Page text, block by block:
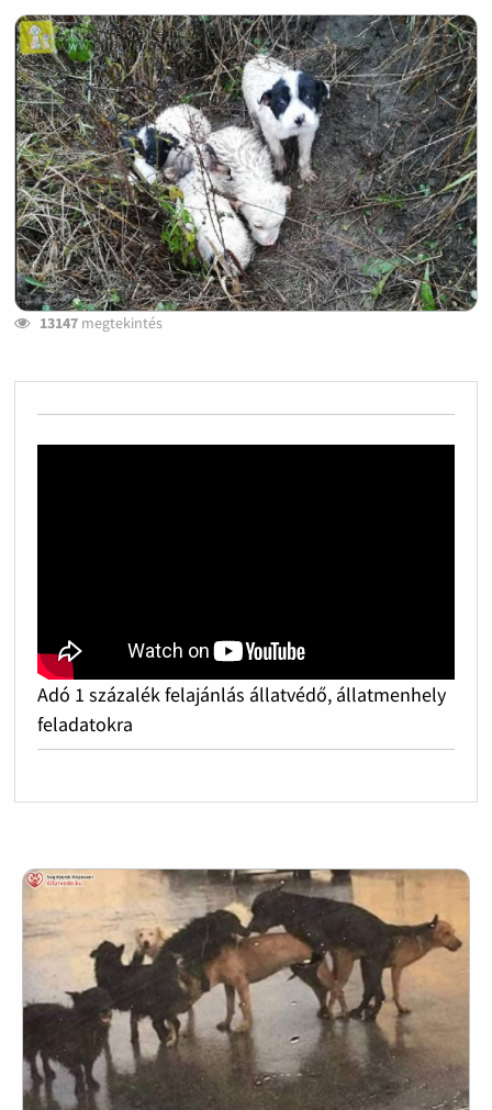
13147megtekintés
Adó 1 százalék felajánlás állatvédő, állatmenhely
feladatokra